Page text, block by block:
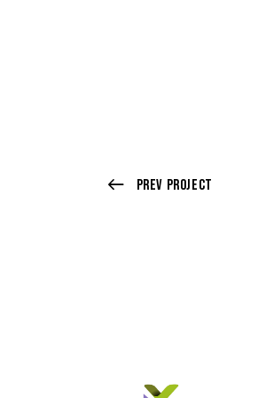
Prev Project